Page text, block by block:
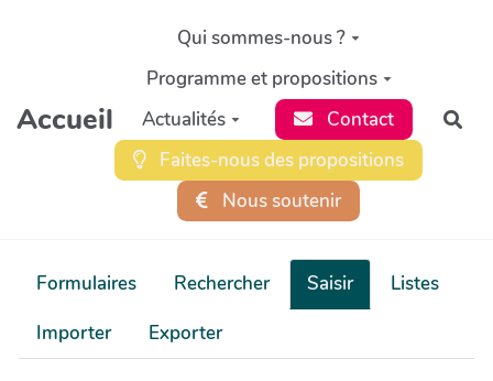
Aller au contenu principal
Accueil
Qui sommes-nous ?
Programme et propositions
Actualités
Contact
Faites-nous des propositions
Nous soutenir
Formulaires Rechercher Saisir
Listes
Importer
Exporter